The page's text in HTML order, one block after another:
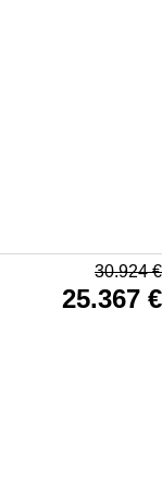
30.924€
25.367 €